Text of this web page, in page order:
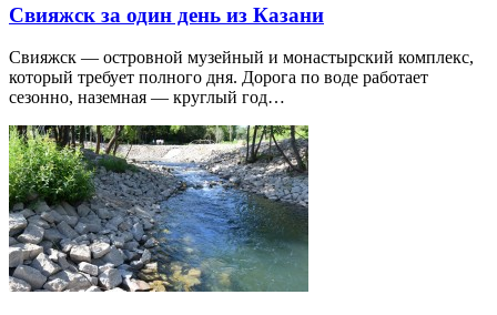
Свияжск за один день из Казани
Свияжск — островной музейный и монастырский комплекс,
который требует полного дня. Дорога по воде работает
сезонно, наземная — круглый год…